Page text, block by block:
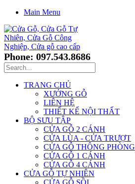
Main Menu
Phone: 097.543.8686
TRANG CHỦ
XƯỞNG GỖ
LIÊN HỆ
THIẾT KẾ NỘI THẤT
BỘ SƯU TẬP
CỬA GỖ 2 CÁNH
CỬA LÙA - CỬA TRƯỢT
CỬA GỖ THÔNG PHÒNG
CỬA GỖ 1 CÁNH
CỬA GỖ 4 CÁNH
CỬA GỖ TỰ NHIÊN
CỬA GỖ SỒI